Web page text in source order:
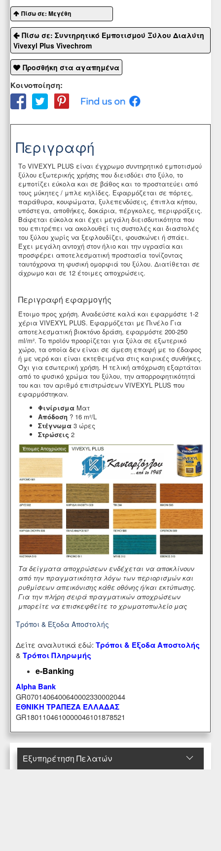
Πίσω σε: Μεγέθη
Πίσω σε: Συντηρητικό Εμποτισμού Ξύλου Διαλύτη
Vivexyl Plus Vivechrom
Προσθήκη στα αγαπημένα
Κοινοποίηση:
Περιγραφή
Το VIVEXYL PLUS είναι έγχρωμο συντηρητικό εμποτισμού
ξύλου εξωτερικής χρήσης που διεισδύει στο ξύλο, το
εμποτίζει εύκολα και σε βάθος και το προστατεύει από
τους μύκητες / μπλε κηλίδες. Εφαρμόζεται σε πόρτες,
παράθυρα, κουφώματα, ξυλεπενδύσεις, έπιπλα κήπου,
υπόστεγα, αποθήκες, δοκάρια, πέργκολες, περιφράξεις.
Βάφεται εύκολα και έχει μεγάλη διεισδυτικότητα που
του επιτρέπει να ακολουθεί τις συστολές και διαστολές
του ξύλου χωρίς να ξεφλουδίζει, φουσκώνει ή σπάει.
Έχει μεγάλη αντοχή στον ήλιο και την υγρασία και
προσφέρει αποτελεσματική προστασία τονίζοντας
ταυτόχρονα τη φυσική ομορφιά του ξύλου. Διατίθεται σε
άχρωμο και σε 12 έτοιμες αποχρώσεις.
Περιγραφή εφαρμογής
Έτοιμο προς χρήση. Αναδεύστε καλά και εφαρμόστε 1-2
χέρια VIVEXYL PLUS. Εφαρμόζεται με Πινέλο Για
αποτελεσματική βιοκτόνο δράση, εφαρμόστε 200-250
ml/m². Το προϊόν προορίζεται για ξύλα σε εξωτερικό
χώρο, τα οποία δεν είναι σε άμεση επαφή με το έδαφος
ή με νερό και είναι εκτεθειμένα στις καιρικές συνθήκες.
Όχι για εσωτερική χρήση. Η τελική απόχρωση εξαρτάται
από το φυσικό χρώμα του ξύλου, την απορροφητικότητά
του και τον αριθμό επιστρώσεων VIVEXYL PLUS που
εφαρμόστηκαν.
Φινίρισμα Ματ
Απόδοση ? 16 m²/L
Στέγνωμα 3 ώρες
Στρώσεις 2
Τα δείγματα αποχρώσεων ενδέχεται να αποκλίνουν
από την πραγματικότητα λόγω των περιορισμών και
ρυθμίσεων απεικόνισης κάθε οθόνης ή/και εκτύπωσης.
Για την πλήρη σειρά πραγματικών αποχρώσεων
μπορείτε να επισκεφθείτε το χρωματοπωλείο μας
Τρόποι & Έξοδα Αποστολής
Δείτε αναλυτικά εδώ: Τρόποι & Έξοδα Αποστολής
& Τρόποι Πληρωμής
e-Banking
Alpha Bank
GR0701406400640002330002044
ΕΘΝΙΚΗ ΤΡΑΠΕΖΑ ΕΛΛΑΔΑΣ
GR1801104610000046101878521
Εξυπηρέτηση Πελατών